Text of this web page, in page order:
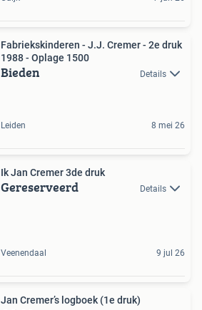
Fabriekskinderen - J.J. Cremer - 2e druk
1988 - Oplage 1500
Bieden Details
Leiden 8 mei 26
Ik Jan Cremer 3de druk
Gereserveerd Details
Veenendaal 9 jul 26
Jan Cremer’s logboek (1e druk)